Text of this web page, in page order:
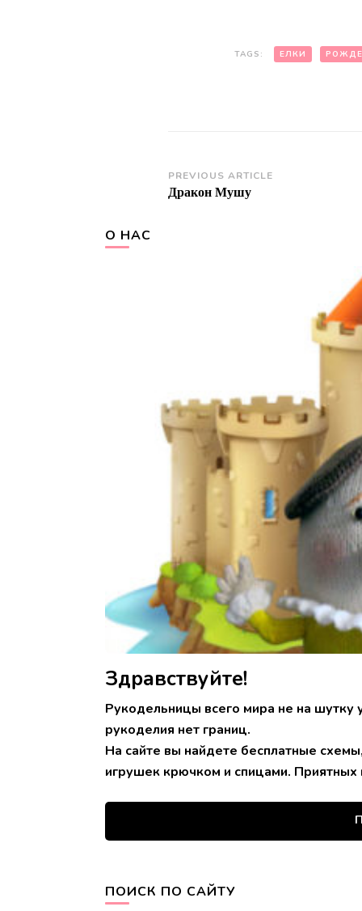
TAGS: ЕЛКИ
Post
Navigation
PREVIOUS ARTICLE
Дракон Мушу
О НАС
Здравствуйте!
Рукодельницы всего мира не на шутку
рукоделия нет границ.
На сайте вы найдете бесплатные
игрушек крючком и спицами. Приятных
ПОИСК ПО САЙТУ